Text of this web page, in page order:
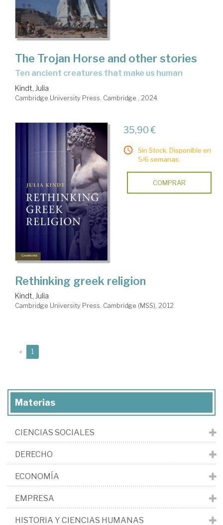
The Trojan Horse and other stories
ten ancient creatures that make us human
Kindt, Julia
Cambridge University Press. Cambridge , 2024
35,90 €
Sin Stock. Disponible en
5/6 semanas.
COMPRAR
Rethinking greek religion
Kindt, Julia
Cambridge University Press. Cambridge (MSS), 2012
« 1
Materias
CIENCIAS SOCIALES
DERECHO
ECONOMÍA
EMPRESA
HISTORIA Y CIENCIAS HUMANAS